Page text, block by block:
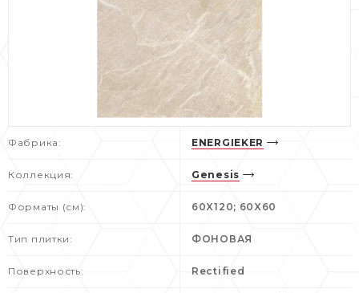
Фабрика: ENERGIEKER
Коллекция: Genesis
Форматы (см): 60X120; 60X60
Тип плитки: ФОНОВАЯ
Поверхность: Rectified